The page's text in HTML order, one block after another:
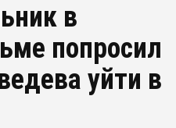
в
попросил
уйти в